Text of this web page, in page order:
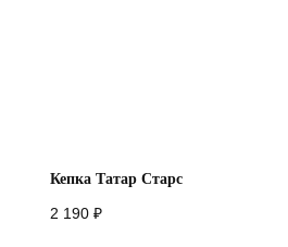
Кепка Татар Старс
2 190 ₽